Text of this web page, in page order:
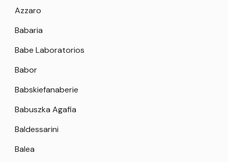
Azzaro
Babaria
Babe Laboratorios
Babor
Babskiefanaberie
Babuszka Agafia
Baldessarini
Balea